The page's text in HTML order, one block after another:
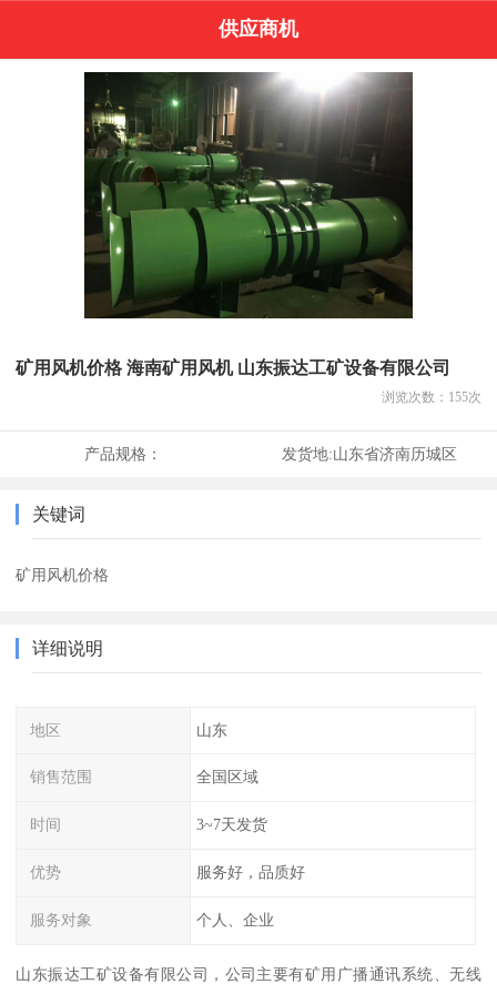
供应商机
矿用风机价格 海南矿用风机 山东振达工矿设备有限公司
浏览次数： 155次
产品规格： 发货地:山东省济南历城区
关键词
矿用风机价格
详细说明
地区 山东
销售范围 全国区域
时间 3~7天发货
优势 服务好，品质好
服务对象 个人、企业
山东振达工矿设备有限公司，公司主要有矿用广播通讯系统、无线